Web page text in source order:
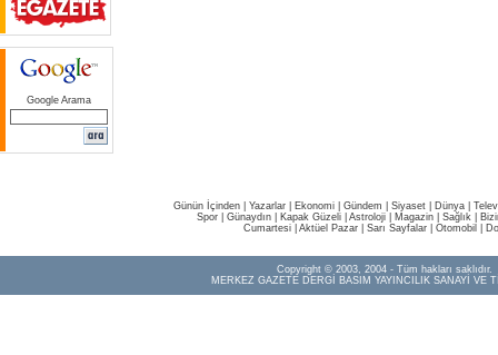
Google Arama
Günün İçinden Yazarlar Ekonomi Gündem Siyaset Dünya |
Spor
Günaydın Kapak Güzeli Astroloji Magazin Sağlık
Cumartesi| Aktüel Pazar| Sarı Sayfalar| Otomobil
Copyright © 2003, 2004 - Tüm hakları saklıdır.
MERKEZ GAZETE DERGİ BASIM YAYINCILIK SANAYİ VE